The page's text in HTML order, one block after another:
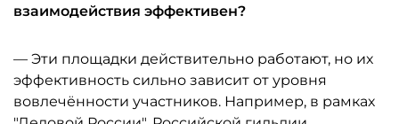
взаимодействия эффективен?
— Эти площадки действительно работают, но их
эффективность сильно зависит от уровня
вовлечённости участников. Например, в рамках